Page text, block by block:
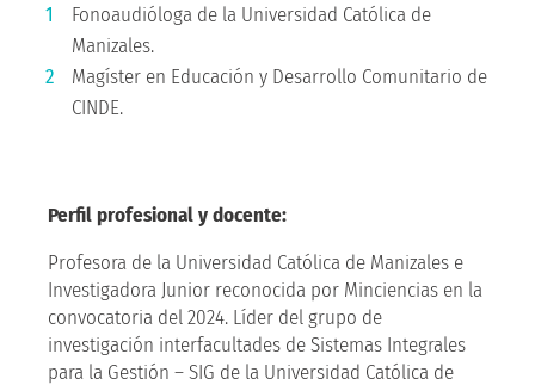
Fonoaudióloga de la Universidad Católica de
Manizales.
Magíster en Educación y Desarrollo Comunitario de
CINDE.
Perfil profesional y docente:
Profesora de la Universidad Católica de Manizales e
Investigadora Junior reconocida por Minciencias en la
convocatoria del 2024. Líder del grupo de
investigación interfacultades de Sistemas Integrales
para la Gestión – SIG de la Universidad Católica de